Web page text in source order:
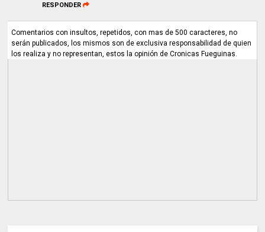
RESPONDER
Comentarios con insultos, repetidos, con mas de 500 caracteres, no
serán publicados, los mismos son de exclusiva responsabilidad de quien
los realiza y no representan, estos la opinión de Cronicas Fueguinas.